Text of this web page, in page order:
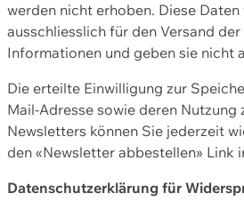
werden nicht erhoben. Diese
ausschliesslich für den Versand
Informationen und geben sie nicht
Die erteilte Einwilligung zur
Mail-Adresse sowie deren Nutzung
Newsletters können Sie jederzeit
den «Newsletter abbestellen» Link
Datenschutzerklärung für